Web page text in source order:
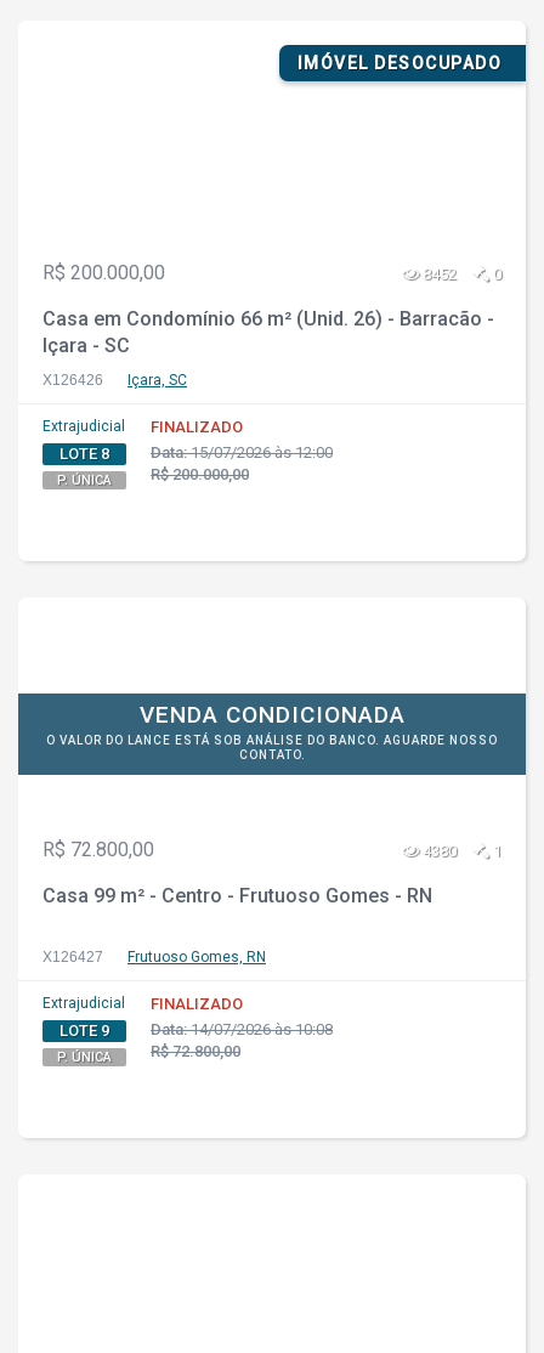
IMÓVEL DESOCUPADO
R$ 200.000,00 8452 0
Casa em Condomínio 66 m² (Unid. 26) - Barracão -
Içara - SC
X126426 Içara, SC
Extrajudicial
LOTE 8
P. ÚNICA
FINALIZADO
Data:15/07/2026 às 12:00
R$ 200.000,00
VENDA CONDICIONADA
O VALOR DO LANCE ESTÁ SOB ANÁLISE DO BANCO. AGUARDE NOSSO
CONTATO.
R$ 72.800,00 4380 1
Casa 99 m² - Centro - Frutuoso Gomes - RN
X126427 Frutuoso Gomes, RN
Extrajudicial
LOTE 9
P. ÚNICA
FINALIZADO
Data:14/07/2026 às 10:08
R$ 72.800,00